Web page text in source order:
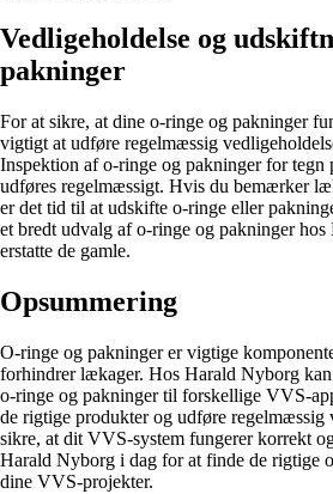
Vedligeholdelse og
pakninger
For at sikre, at dine o-ringe og pakninger
vigtigt at udføre regelmæssig
Inspektion af o-ringe og pakninger for tegn
udføres regelmæssigt. Hvis du bemærker
er det tid til at udskifte o-ringe eller
et bredt udvalg af o-ringe og pakninger
erstatte de gamle.
Opsummering
O-ringe og pakninger er vigtige
forhindrer lækager. Hos Harald Nyborg
o-ringe og pakninger til forskellige VVS-
de rigtige produkter og udføre regelmæssig
sikre, at dit VVS-system fungerer korrekt
Harald Nyborg i dag for at finde de rigtige
dine VVS-projekter.